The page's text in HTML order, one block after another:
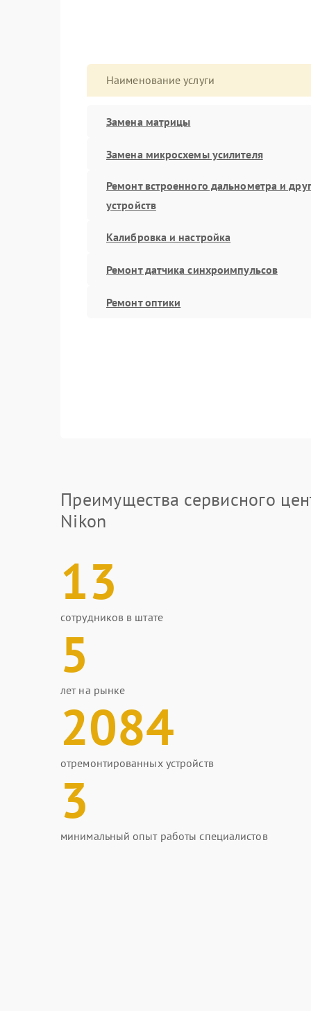
Наименование услуги
Замена матрицы
Замена микросхемы усилителя
Ремонт встроенного дальнометра и
устройств
Калибровка и настройка
Ремонт датчика синхроимпульсов
Ремонт оптики
Преимущества сервисного
Nikon
13
сотрудников в штате
5
лет на рынке
2084
отремонтированных устройств
3
минимальный опыт работы специалистов